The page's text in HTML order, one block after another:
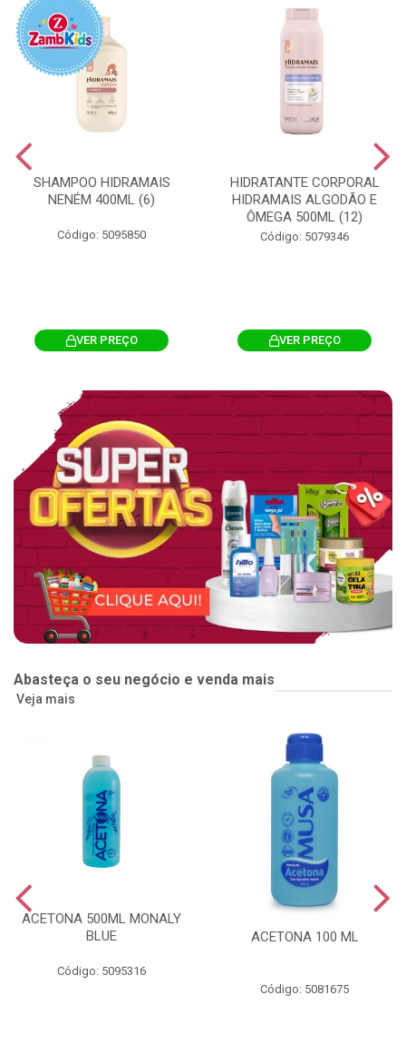
SHAMPOO HIDRAMAIS
NENÉM 400ML (6)
Código: 5095850
VER PREÇO
HIDRATANTE CORPORAL
HIDRAMAIS ALGODÃO E
ÔMEGA 500ML (12)
Código: 5079346
VER PREÇO
Abasteça o seu negócio e venda mais
Veja mais
ACETONA 500ML MONALY
BLUE
Código: 5095316
ACETONA 100 ML
Código: 5081675